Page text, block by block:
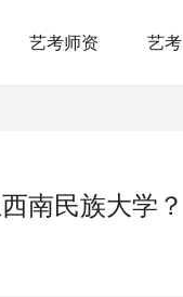
艺考师资 艺考
南民族大学？